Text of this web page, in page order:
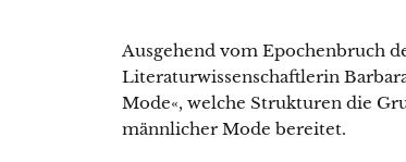
Ausgehend vom Epochenbruch
Literaturwissenschaftlerin
Mode«, welche Strukturen die
männlicher Mode bereitet.